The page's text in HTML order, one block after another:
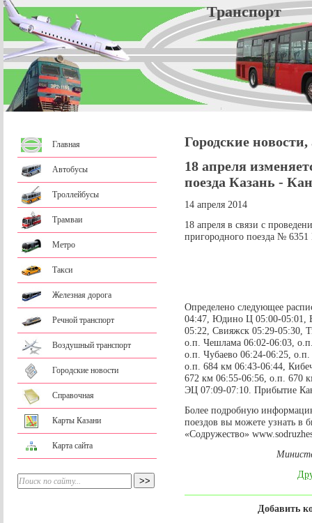
Главная
Автобусы
Троллейбусы
Трамваи
Метро
Такси
Железная дорога
Речной транспорт
Воздушный транспорт
Городские новости
Справочная
Карты Казани
Карта сайта
Городские
18 апреля
поезда Казань -
14 апреля 2014
18 апреля в связи с
пригородного поезда №
Определено следующее
04:47, Юдино Ц 05:00-05:01,
05:22, Свияжск 05:29-05:30,
о.п. Чешлама 06:02-06:03,
о.п. Чубаево 06:24-06:25,
о.п. 684 км 06:43-06:44,
672 км 06:55-06:56, о.п. 670
ЭЦ 07:09-07:10. Прибытие
Более подробную
поездов вы можете узнать в
«Содружество»
Добавить